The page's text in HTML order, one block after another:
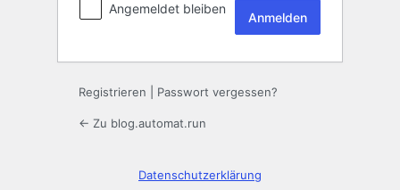
Angemeldet bleiben
Registrieren Passwort vergessen?
← Zu blog.automat.run
Datenschutzerklärung